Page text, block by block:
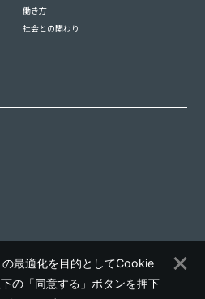
働き方
社会との関わり
最適化を目的としてCookie
の「同意する」ボタンを押下